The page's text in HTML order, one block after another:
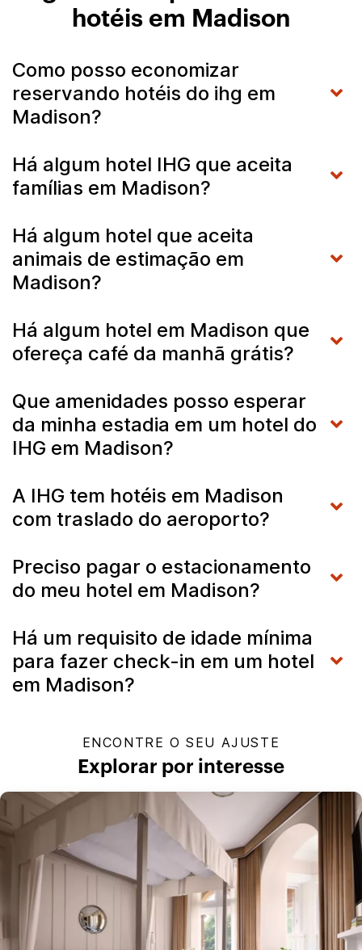
hotéis em Madison
Como posso economizar
reservando hotéis do ihg em
Madison?
Há algum hotel IHG que aceita
famílias em Madison?
Há algum hotel que aceita
animais de estimação em
Madison?
Há algum hotel em Madison que
ofereça café da manhã grátis?
Que amenidades posso esperar
da minha estadia em um hotel do
IHG em Madison?
A IHG tem hotéis em Madison
com traslado do aeroporto?
Preciso pagar o estacionamento
do meu hotel em Madison?
Há um requisito de idade mínima
para fazer check-in em um hotel
em Madison?
ENCONTRE O SEU AJUSTE
Explorar por interesse